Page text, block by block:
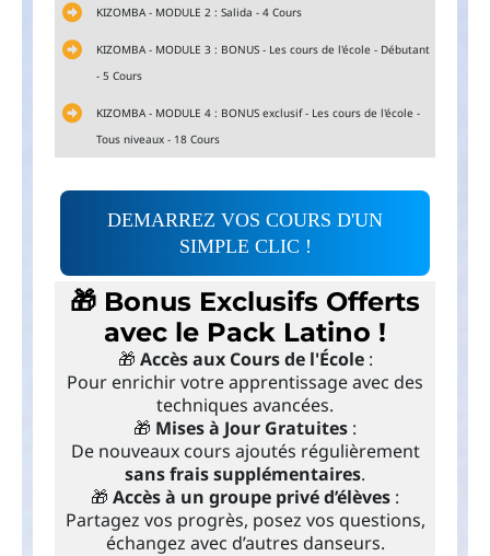
KIZOMBA - MODULE 2 : Salida - 4 Cours
KIZOMBA - MODULE 3 : BONUS - Les cours de l'école - Débutant
- 5 Cours
KIZOMBA - MODULE 4 : BONUS exclusif - Les cours de l'école -
Tous niveaux - 18 Cours
DEMARREZ VOS COURS D'UN
SIMPLE CLIC !
🎁 Bonus Exclusifs Offerts
avec le Pack Latino !
🎁 Accès aux Cours de l'École:
Pour enrichir votre apprentissage avec des
techniques avancées.
🎁 Mises à Jour Gratuites :
De nouveaux cours ajoutés régulièrement
sans frais supplémentaires.
🎁 Accès à un groupe privé d’élèves :
Partagez vos progrès, posez vos questions,
échangez avec d’autres danseurs.